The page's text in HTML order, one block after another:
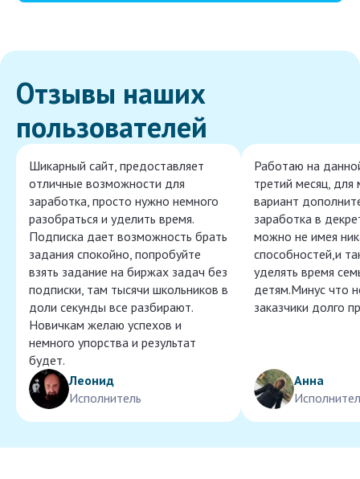
Отзывы наших
пользователей
Шикарный сайт, предоставляет
отличные возможности для
заработка, просто нужно немного
разобраться и уделить время.
Подписка дает возможность брать
задания спокойно, попробуйте
взять задание на биржах задач без
подписки, там тысячи школьников в
доли секунды все разбирают.
Новичкам желаю успехов и
немного упорства и результат
будет.
Леонид
Исполнитель
Работаю на
третий месяц, для
вариант
заработка в
можно не имея
способностей,и
уделять время
детям.Минус что
заказчики долго
Анна